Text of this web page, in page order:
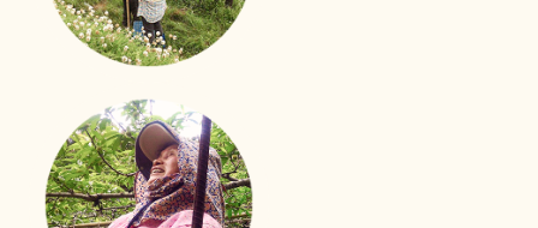
來自印尼、越南、菲律賓的外籍看護們帶著上一次課程的
收穫與期待，再次踏進教室。
立即行動